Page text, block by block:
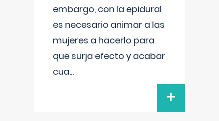
embargo, con la epidural
es necesario animar a las
mujeres a hacerlo para
que surja efecto y acabar
cua...
+